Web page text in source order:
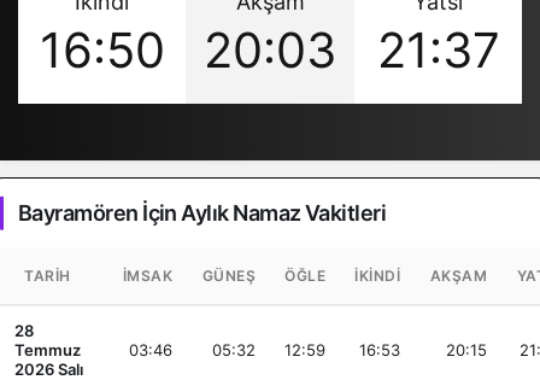
16:50 20:03 21:37
Bayramören İçin Aylık Namaz Vakitleri
TARIH İMSAK GÜNEŞ ÖĞLE İKINDI AKŞAM
28
Temmuz
2026 Salı
03:46 05:32 12:59 16:53 20:15